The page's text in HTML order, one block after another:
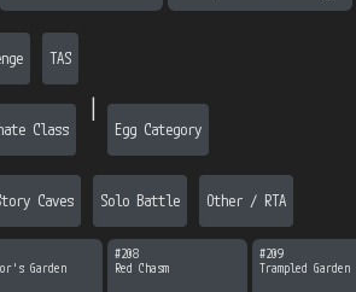
TAS
Class Egg Category
Caves Solo Battle Other / RTA
Garden
#208
Red Chasm
#209
Trampled Garden